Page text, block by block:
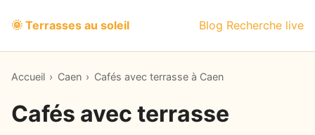
🌞 Terrasses au soleil Blog Recherche live
Accueil › Caen › Cafés avec terrasse à Caen
Cafés avec terrasse